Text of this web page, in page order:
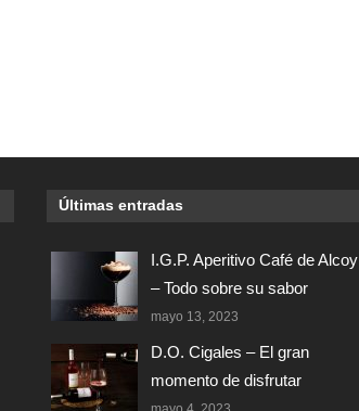
Últimas entradas
I.G.P. Aperitivo Café de Alcoy
– Todo sobre su sabor
mayo 13, 2023
D.O. Cigales – El gran
momento de disfrutar